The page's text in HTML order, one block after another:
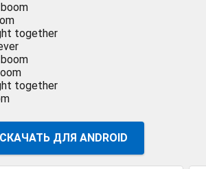
together
together
СКАЧАТЬ ДЛЯ ANDROID